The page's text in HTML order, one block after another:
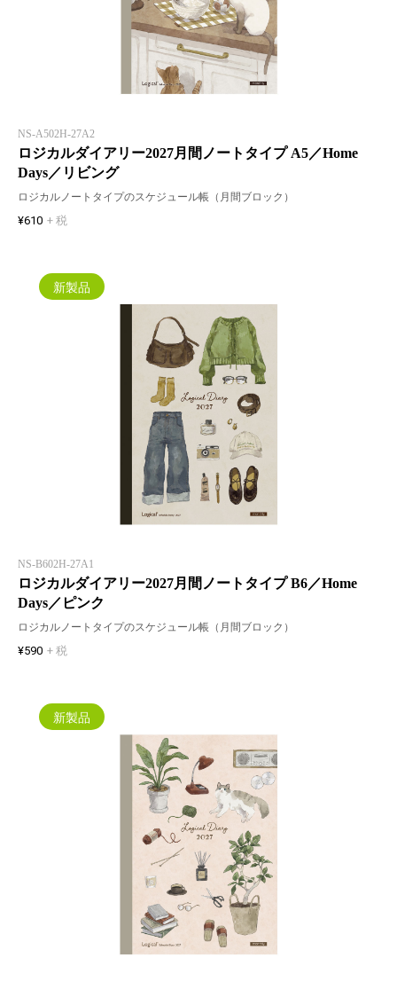
NS-A502H-27A2
ロジカルダイアリー2027月間ノートタイプ A5／Home
Days／リビング
ロジカルノートタイプのスケジュール帳（月間ブロック）
¥610 + 税
新製品
NS-B602H-27A1
ロジカルダイアリー2027月間ノートタイプ B6／Home
Days／ピンク
ロジカルノートタイプのスケジュール帳（月間ブロック）
¥590 + 税
新製品